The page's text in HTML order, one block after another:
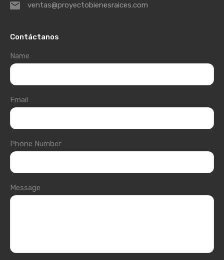
ventas@proyectobienesraices.com
Contáctanos
Name
Email
Phone Number
Message